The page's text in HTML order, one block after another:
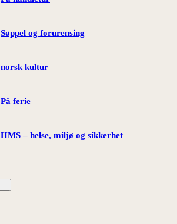
Søppel og forurensing
norsk kultur
På ferie
HMS – helse, miljø og sikkerhet